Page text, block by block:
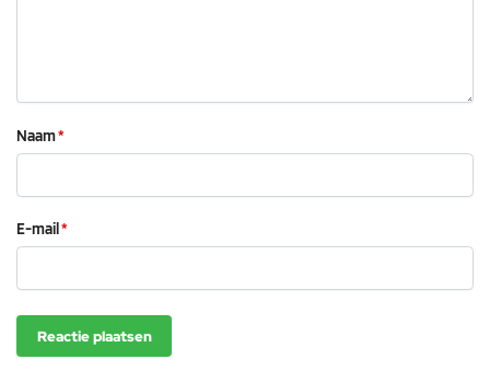
Naam*
E-mail*